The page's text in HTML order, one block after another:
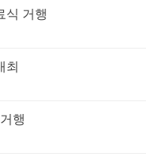
식 거행
최
행